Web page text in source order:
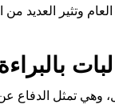
وتثير العديد
بالبراءة
تمثل الدفاع